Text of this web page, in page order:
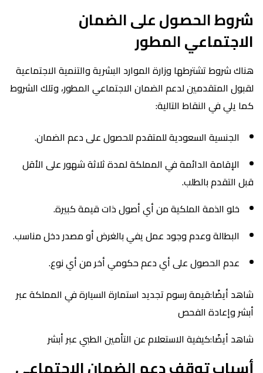
شروط الحصول على الضمان
الاجتماعي المطور
هناك شروط تشترطها وزارة الموارد البشرية والتنمية الاجتماعية
لقبول المتقدمين لدعم الضمان الاجتماعي المطور، وتلك الشروط
كما يلي في النقاط التالية:
الجنسية السعودية للمتقدم للحصول على دعم الضمان.
الإقامة الدائمة في المملكة لمدة ثلاثة شهور على الأقل
قبل التقدم بالطلب.
خلو الذمة الملكية من أي أصول ذات قيمة كبيرة.
البطالة وعدم وجود عمل يفي بالغرض أو مصدر دخل مناسب.
عدم الحصول على أي دعم حكومي أخر من أي نوع.
شاهد أيضًا:قيمة رسوم تجديد استمارة السيارة في المملكة عبر
أبشر وإعادة الفحص
شاهد أيضًا:كيفية الاستعلام عن التأمين الطبي عبر أبشر